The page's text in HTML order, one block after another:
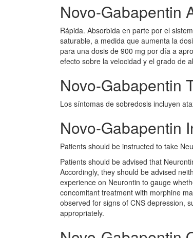
Novo-Gabapentin
Rápida. Absorbida en parte por el
saturable, a medida que aumenta la
para una dosis de 900 mg por día a
efecto sobre la velocidad y el grado de
Novo-Gabapentin
Los síntomas de sobredosis incluyen
Novo-Gabapentin
Patients should be instructed to take
Patients should be advised that
Accordingly, they should be advised
experience on Neurontin to gauge
concomitant treatment with morphine
observed for signs of CNS depression,
appropriately.